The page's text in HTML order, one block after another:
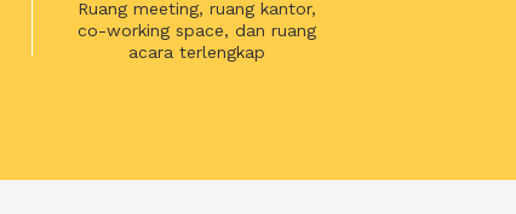
Ruang meeting, ruang kantor,
co-working space, dan ruang
acara terlengkap